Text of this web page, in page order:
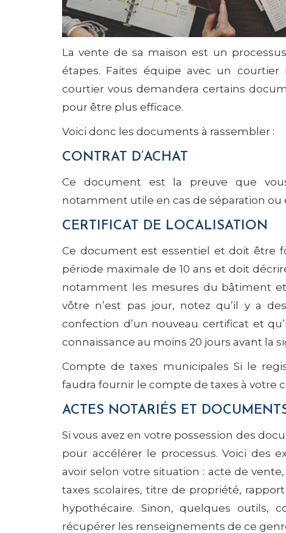
La vente de sa maison est un
étapes. Faites équipe avec un
courtier vous demandera certains
pour être plus efficace.
Voici donc les documents à rassembler :
CONTRAT D’ACHAT
Ce document est la preuve que
notamment utile en cas de séparation ou
CERTIFICAT DE LOCALISATION
Ce document est essentiel et doit être
période maximale de 10 ans et doit
notamment les mesures du bâtiment
vôtre n’est pas jour, notez qu’il y a
confection d’un nouveau certificat et
connaissance au moins 20 jours avant la
Compte de taxes municipales Si le
faudra fournir le compte de taxes à votre
ACTES NOTARIÉS ET
Si vous avez en votre possession des
pour accélérer le processus. Voici des
avoir selon votre situation : acte de
taxes scolaires, titre de propriété,
hypothécaire. Sinon, quelques outils,
récupérer les renseignements de ce